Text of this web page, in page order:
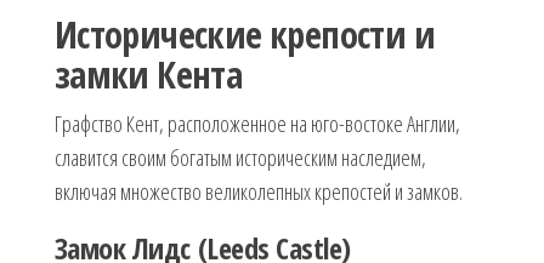
Исторические крепости и
замки Кента
Графство Кент, расположенное на юго-востоке Англии,
славится своим богатым историческим наследием,
включая множество великолепных крепостей и замков.
Замок Лидс (Leeds Castle)